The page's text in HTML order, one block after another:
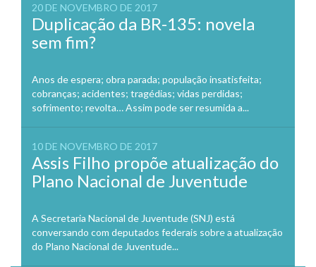
20 DE NOVEMBRO DE 2017
Duplicação da BR-135: novela
sem fim?
Anos de espera; obra parada; população insatisfeita;
cobranças; acidentes; tragédias; vidas perdidas;
sofrimento; revolta… Assim pode ser resumida a...
10 DE NOVEMBRO DE 2017
Assis Filho propõe atualização do
Plano Nacional de Juventude
A Secretaria Nacional de Juventude (SNJ) está
conversando com deputados federais sobre a atualização
do Plano Nacional de Juventude...